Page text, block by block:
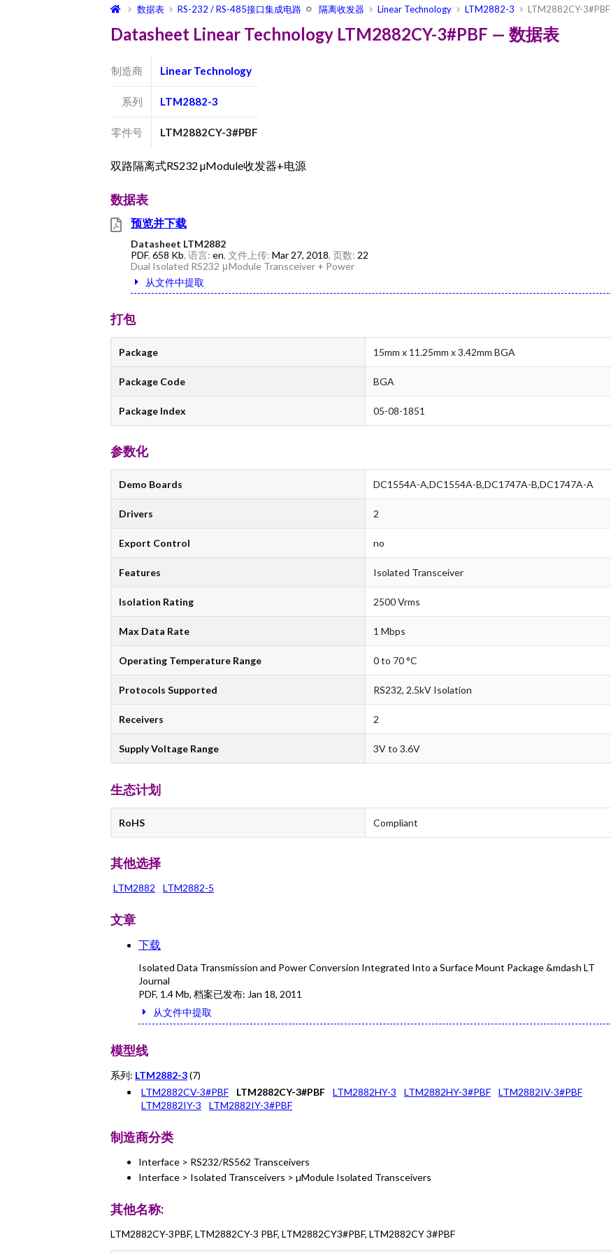
数据表 RS-232 / RS-485接口集成电路 隔离收发器 Linear Technology LTM2882-3 LTM2882CY-3#PBF
Datasheet Linear Technology LTM2882CY-3#PBF — 数据表
制造商 Linear Technology
系列 LTM2882-3
零件号 LTM2882CY-3#PBF
双路隔离式RS232 µModule收发器+电源
数据表
预览并下载
Datasheet LTM2882
PDF, 658 Kb, 语言: en, 文件上传: Mar 27, 2018, 页数: 22
Dual Isolated RS232 μModule Transceiver + Power
从文件中提取
打包
Package 15mm x 11.25mm x 3.42mm BGA
Package Code BGA
Package Index 05-08-1851
参数化
Demo Boards DC1554A-A,DC1554A-B,DC1747A-B,DC1747A-A
Drivers 2
Export Control no
Features Isolated Transceiver
Isolation Rating 2500 Vrms
Max Data Rate 1 Mbps
Operating Temperature Range 0 to 70 °C
Protocols Supported RS232, 2.5kV Isolation
Receivers 2
Supply Voltage Range 3V to 3.6V
生态计划
RoHS Compliant
其他选择
LTM2882 LTM2882-5
文章
下载
Isolated Data Transmission and Power Conversion Integrated Into a Surface Mount Package &mdash LT
Journal
PDF, 1.4 Mb, 档案已发布: Jan 18, 2011
从文件中提取
模型线
系列: LTM2882-3(7)
LTM2882CV-3#PBF
LTM2882CY-3#PBF LTM2882HY-3 LTM2882HY-3#PBF
LTM2882IV-3#PBF
LTM2882IY-3
LTM2882IY-3#PBF
制造商分类
Interface > RS232/RS562 Transceivers
Interface > Isolated Transceivers > µModule Isolated Transceivers
其他名称:
LTM2882CY-3PBF, LTM2882CY-3 PBF, LTM2882CY3#PBF, LTM2882CY 3#PBF